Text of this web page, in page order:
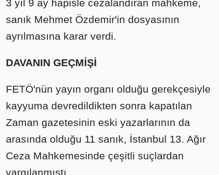
3 yıl 9 ay hapisle cezalandıran mahkeme,
sanık Mehmet Özdemir'in dosyasının
ayrılmasına karar verdi.
DAVANIN GEÇMİŞİ
FETÖ'nün yayın organı olduğu gerekçesiyle
kayyuma devredildikten sonra kapatılan
Zaman gazetesinin eski yazarlarının da
arasında olduğu 11 sanık, İstanbul 13. Ağır
Ceza Mahkemesinde çeşitli suçlardan
yargılanmıştı.